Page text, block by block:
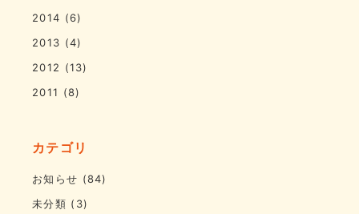
2014 (6)
2013 (4)
2012 (13)
2011 (8)
カテゴリ
お知らせ (84)
未分類 (3)